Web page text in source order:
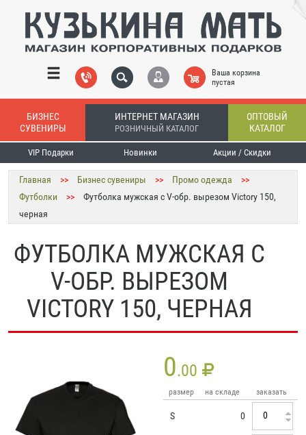
Ваша корзина
пустая
БИЗНЕС
СУВЕНИРЫ
ИНТЕРНЕТ МАГАЗИН
РОЗНИЧНЫЙ КАТАЛОГ
ОПТОВЫЙ
КАТАЛОГ
VIP Подарки Новинки Акции / Скидки
Главная >> Бизнес сувениры >> Промо одежда
>>
Футболки
>>
Футболка мужская с V-обр. вырезом Victory 150,
черная
ФУТБОЛКА МУЖСКАЯ С
V-ОБР. ВЫРЕЗОМ
VICTORY 150, ЧЕРНАЯ
0.00
размер на складе заказать
S 0